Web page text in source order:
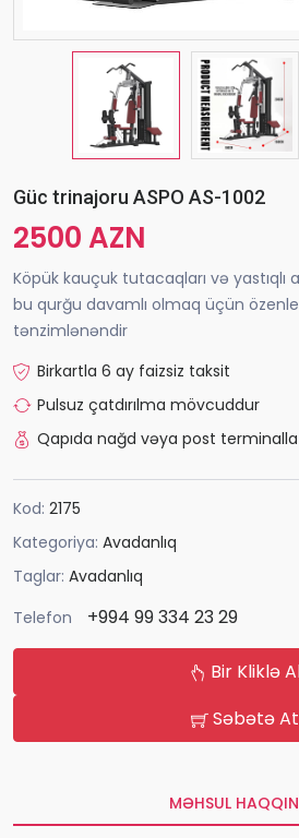
Güc trinajoru ASPO AS-1002
2500 AZN
Köpük kauçuk tutacaqları və yastıqlı
bu qurğu davamlı olmaq üçün özenle
tənzimlənəndir
Birkartla 6 ay faizsiz taksit
Pulsuz çatdırılma mövcuddur
Qapıda nağd vəya post
Kod: 2175
Kategoriya: Avadanlıq
Taglar: Avadanlıq
Telefon
+994 99 334 23 29
Bir Kliklə
Səbətə At
MƏHSUL